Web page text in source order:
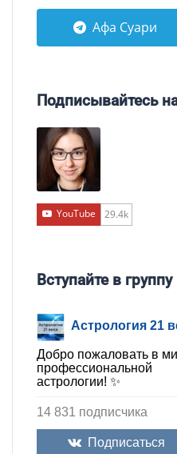
Афа Суари
Подписывайтесь
YouTube 29.4k
Вступайте в
Астрология 21
Добро пожаловать в
профессиональной
астрологии! ✨
14 831 подписчика
Подписаться